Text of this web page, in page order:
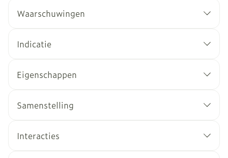
Waarschuwingen
Indicatie
Eigenschappen
Samenstelling
Interacties